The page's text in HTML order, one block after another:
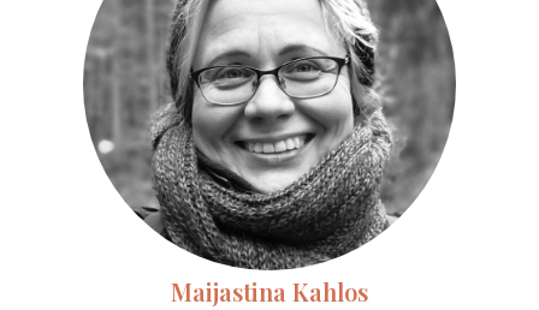
Maijastina Kahlos